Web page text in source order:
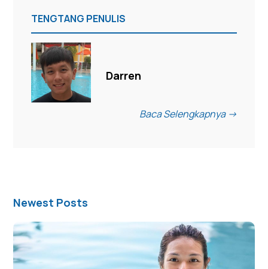
TENGTANG PENULIS
Darren
Baca Selengkapnya ->
Newest Posts